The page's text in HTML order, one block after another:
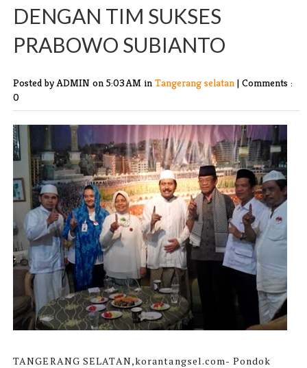
DENGAN TIM SUKSES
PRABOWO SUBIANTO
Posted by ADMIN on 5:03 AM in Tangerang selatan | Comments :
0
TANGERANG SELATAN,korantangsel.com- Pondok